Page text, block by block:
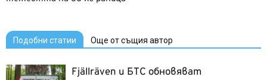
Подобни статии Още от същия автор
Fjällräven и БТС обновяват